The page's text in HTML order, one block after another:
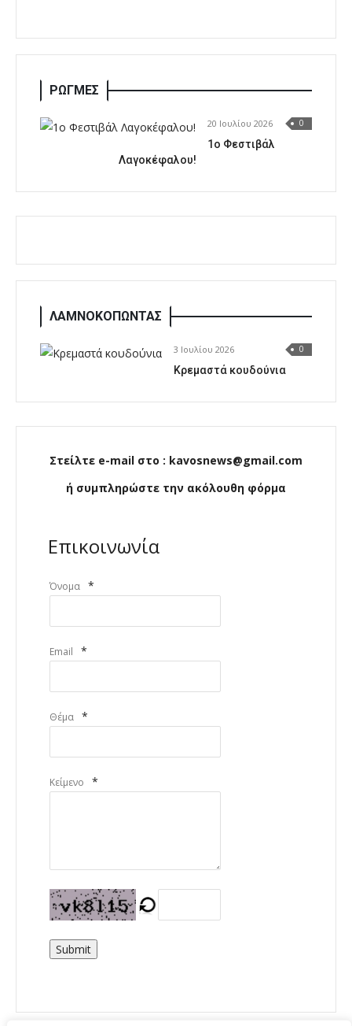
ΡΩΓΜΕΣ
20 Ιουλίου 2026 0
1o Φεστιβάλ
Λαγοκέφαλου!
ΛΑΜΝΟΚΟΠΩΝΤΑΣ
3 Ιουλίου 2026 0
Κρεμαστά κουδούνια
Στείλτε e-mail στο : kavosnews@gmail.com
ή συμπληρώστε την ακόλουθη φόρμα
Επικοινωνία
Όνομα *
Email *
Θέμα *
Κείμενο *
Submit